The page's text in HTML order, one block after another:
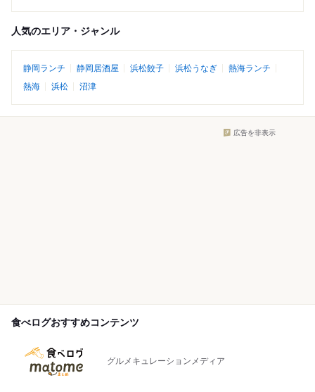
人気のエリア・ジャンル
静岡ランチ 静岡居酒屋 浜松餃子 浜松うなぎ
熱海ランチ
熱海
浜松 沼津
広告を非表示
食べログおすすめコンテンツ
グルメキュレーションメディア